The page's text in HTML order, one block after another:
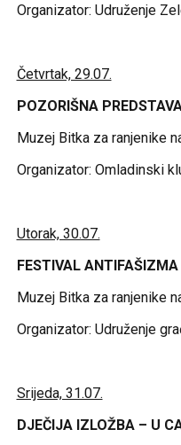
Organizator: Udruženje
Četvrtak, 29.07.
POZORIŠNA
Muzej Bitka za ranjenike
Organizator: Omladinski
Utorak, 30.07.
FESTIVAL ANTIFAŠIZMA
Muzej Bitka za ranjenike
Organizator: Udruženje
Srijeda, 31.07.
DJEČIJA IZLOŽBA – U